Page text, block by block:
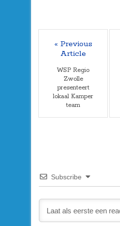
« Previous
Article
WSP Regio
Zwolle
presenteert
lokaal Kamper
team
Subscribe